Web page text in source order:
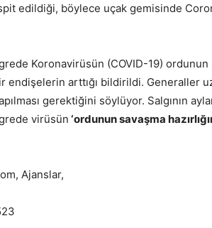
edildiği, böylece uçak gemisinde
Koronavirüsün (COVID-19) ordunun
endişelerin arttığı bildirildi. Generaller
gerektiğini söylüyor. Salgının
virüsün ‘ordunun savaşma
Ajanslar,